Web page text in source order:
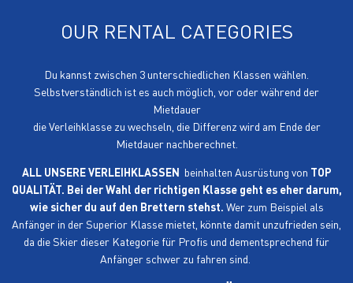
OUR RENTAL CATEGORIES
Du kannst zwischen 3 unterschiedlichen Klassen wählen.
Selbstverständlich ist es auch möglich, vor oder während der
Mietdauer
die Verleihklasse zu wechseln, die Differenz wird am Ende der
Mietdauer nachberechnet.
ALL UNSERE VERLEIHKLASSEN beinhalten Ausrüstung von TOP
QUALITÄT. Bei der Wahl der richtigen Klasse geht es eher darum,
wie sicher du auf den Brettern stehst. Wer zum Beispiel als
Anfänger in der Superior Klasse mietet, könnte damit unzufrieden sein,
da die Skier dieser Kategorie für Profis und dementsprechend für
Anfänger schwer zu fahren sind.